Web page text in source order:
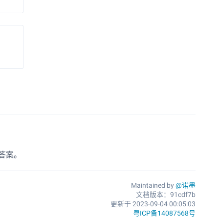
案。
Maintained by @诺墨
文档版本：91cdf7b
更新于 2023-09-04 00:05:03
粤ICP备14087568号